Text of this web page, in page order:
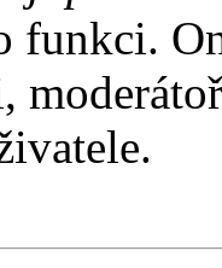
funkci.